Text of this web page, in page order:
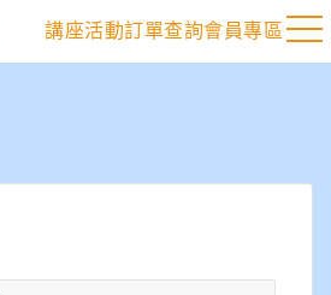
講座活動訂單查詢會員專區